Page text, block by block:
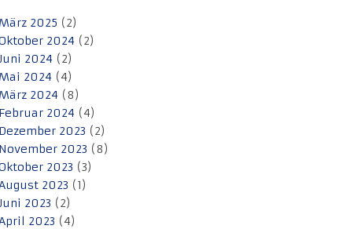
März 2025 (2)
2024 (2)
2024 (2)
Mai 2024 (4)
März 2024 (8)
Februar 2024 (4)
Dezember 2023 (2)
November 2023 (8)
2023 (3)
2023 (1)
2023 (2)
2023 (4)